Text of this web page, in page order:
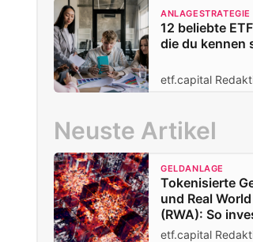
ANLAGESTRATEGIE
12 beliebte
die du kennen
etf.capital
Neuste Artikel
GELDANLAGE
Tokenisierte
und Real
(RWA): So
Privatanleger
etf.capital